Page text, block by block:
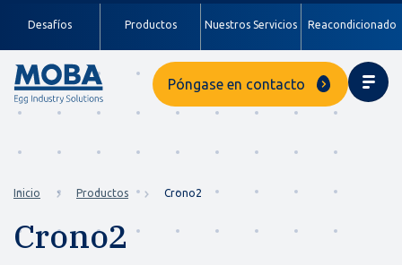
Desafíos Productos Nuestros Servicios Reacondicionado
Póngase en contacto
Inicio Productos Crono2
Crono2